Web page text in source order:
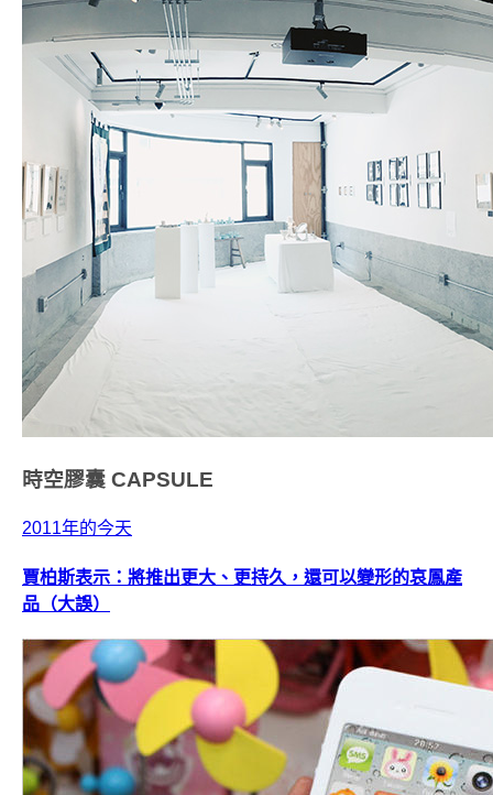
時空膠囊 CAPSULE
2011年的今天
賈柏斯表示：將推出更大、更持久，還可以變形的哀鳳產
品（大誤）